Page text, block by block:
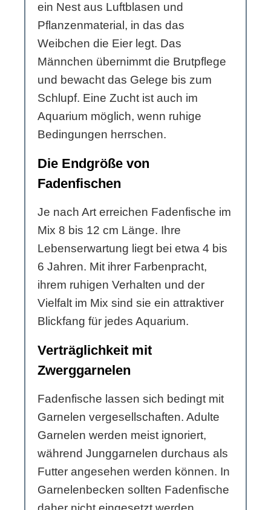
ein Nest aus Luftblasen und
Pflanzenmaterial, in das das
Weibchen die Eier legt. Das
Männchen übernimmt die Brutpflege
und bewacht das Gelege bis zum
Schlupf. Eine Zucht ist auch im
Aquarium möglich, wenn ruhige
Bedingungen herrschen.
Die Endgröße von
Fadenfischen
Je nach Art erreichen Fadenfische im
Mix 8 bis 12 cm Länge. Ihre
Lebenserwartung liegt bei etwa 4 bis
6 Jahren. Mit ihrer Farbenpracht,
ihrem ruhigen Verhalten und der
Vielfalt im Mix sind sie ein attraktiver
Blickfang für jedes Aquarium.
Verträglichkeit mit
Zwerggarnelen
Fadenfische lassen sich bedingt mit
Garnelen vergesellschaften. Adulte
Garnelen werden meist ignoriert,
während Junggarnelen durchaus als
Futter angesehen werden können. In
Garnelenbecken sollten Fadenfische